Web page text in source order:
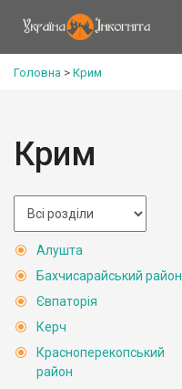
Головна > Крим
Крим
Алушта
Бахчисарайський район
Євпаторія
Керч
Красноперекопський
район